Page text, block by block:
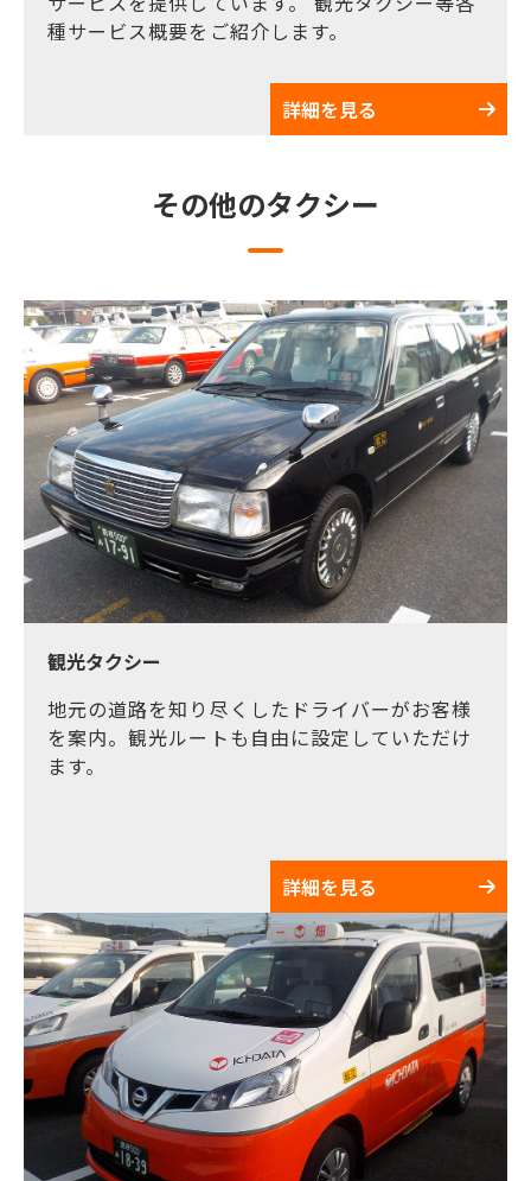
種サービス概要をご紹介します。
詳細を見る
その他のタクシー
観光タクシー
地元の道路を知り尽くしたドライバーがお客様
を案内。観光ルートも自由に設定していただけ
ます。
詳細を見る